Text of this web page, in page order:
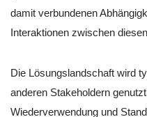
damit verbundenen
Interaktionen zwischen
Die Lösungslandschaft wird
anderen Stakeholdern
Wiederverwendung und